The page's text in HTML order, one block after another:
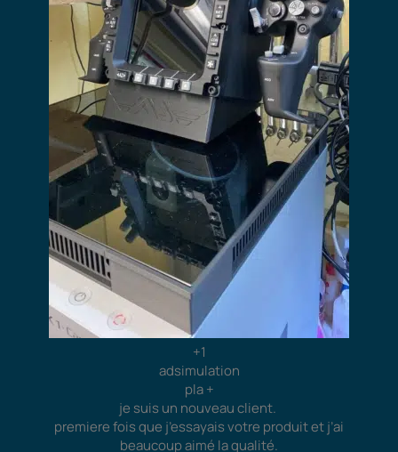
+1
adsimulation
pla +
je suis un nouveau client.
premiere fois que j’essayais votre produit et j’ai
beaucoup aimé la qualité.